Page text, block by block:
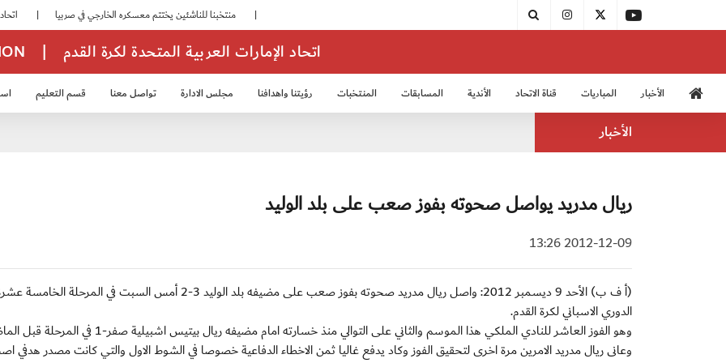
|
| اتحاد الإمارات العربية المتحدة لكرة القدم
الأخبار المباريات قناة الاتحاد الأندية المسابقات المنتخبات رؤيتنا واهدافنا مجلس الادارة تواصل معنا قسم التعليم
الأخبار
ريال مدريد يواصل صحوته بفوز صعب على بلد الوليد
2012-12-09 13:26
(أ ف ب) الأحد 9 ديسمبر 2012: واصل ريال مدريد صحوته بفوز صعب على مضيفه بلد الوليد 3-2 أمس السبت في المرحلة
الدوري الاسباني لكرة القدم.
وهو الفوز العاشر للنادي الملكي هذا الموسم والثاني على التوالي منذ خسارته امام مضيفه ريال بيتيس اشبيلية صفر-1 في المرحلة قبل الماضية.
وعانى ريال مدريد الامرين مرة اخرى لتحقيق الفوز وكاد يدفع غاليا ثمن الاخطاء الدفاعية خصوصا في الشوط الاول والتي كانت مصدر هدفي